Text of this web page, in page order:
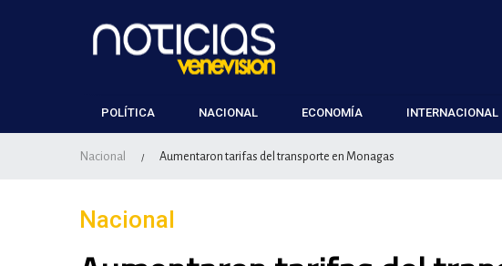
POLÍTICA NACIONAL ECONOMÍA INTERNACIONAL
Nacional / Aumentaron tarifas del transporte en Monagas
Nacional